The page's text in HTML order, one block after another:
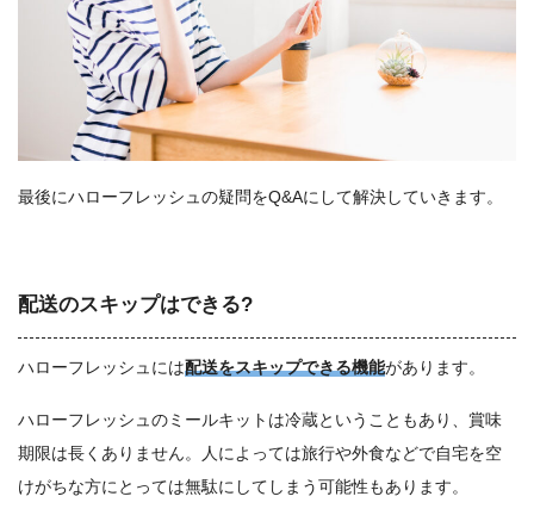
最後にハローフレッシュの疑問をQ&Aにして解決していきます。
配送のスキップはできる?
ハローフレッシュには配送をスキップできる機能があります。
ハローフレッシュのミールキットは冷蔵ということもあり、賞味
期限は長くありません。人によっては旅行や外食などで自宅を空
けがちな方にとっては無駄にしてしまう可能性もあります。